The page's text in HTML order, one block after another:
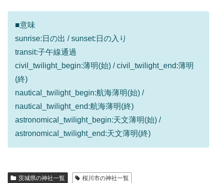
■意味
sunrise:日の出 / sunset:日の入り
transit:子午線通過
civil_twilight_begin:薄明(始) / civil_twilight_end:薄明
(終)
nautical_twilight_begin:航海薄明(始) /
nautical_twilight_end:航海薄明(終)
astronomical_twilight_begin:天文薄明(始) /
astronomical_twilight_end:天文薄明(終)
茨城県の神社一覧 桜川市の神社一覧